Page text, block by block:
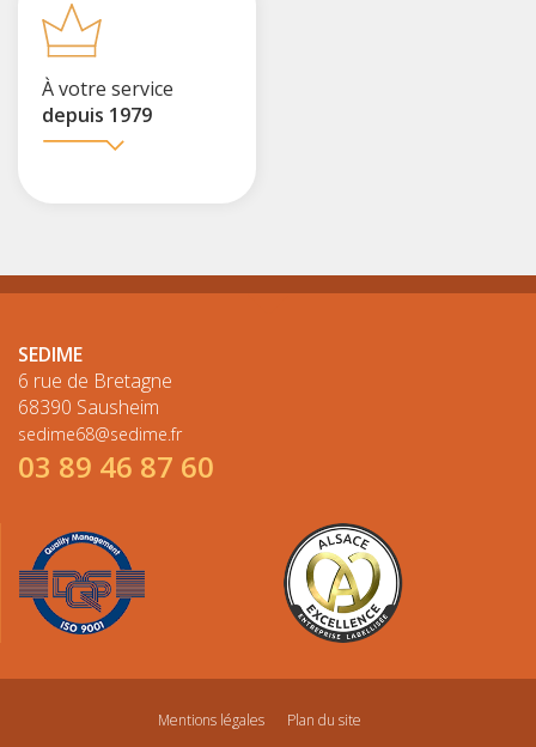
À votre service
depuis 1979
SEDIME
6 rue de Bretagne
68390 Sausheim
sedime68@sedime.fr
03 89 46 87 60
Mentions légales Plan du site